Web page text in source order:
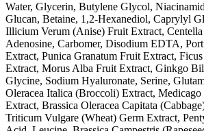
Water, Glycerin, Butylene Glycol,
Glucan, Betaine, 1,2-Hexanediol, Caprylyl
Illicium Verum (Anise) Fruit Extract,
Adenosine, Carbomer, Disodium EDTA,
Extract, Punica Granatum Fruit Extract,
Extract, Morus Alba Fruit Extract, Ginkgo
Glycine, Sodium Hyaluronate, Serine,
Oleracea Italica (Broccoli) Extract,
Extract, Brassica Oleracea Capitata
Triticum Vulgare (Wheat) Germ Extract,